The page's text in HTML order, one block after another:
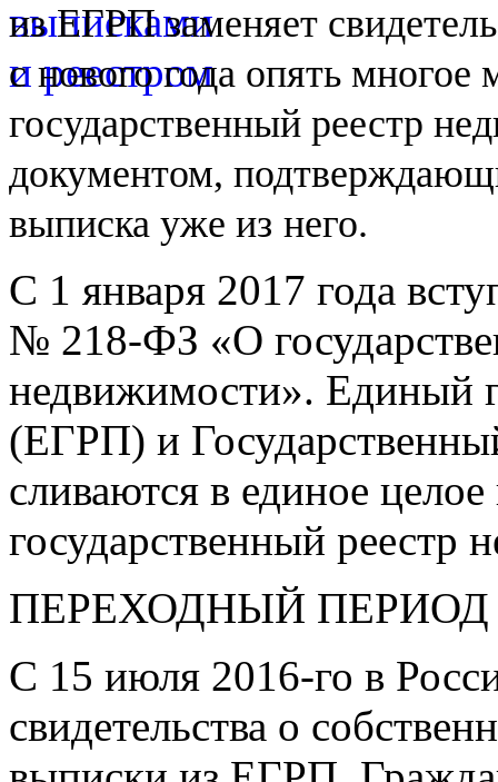
из ЕГРП заменяет
с нового года опять
государственный реестр
документом,
выписка уже из него.
С 1 января 2017 года
№ 218-ФЗ «О
недвижимости». Единый
(ЕГРП) и
сливаются в единое
государственный
ПЕРЕХОДНЫЙ ПЕРИОД
С 15 июля 2016-го в
свидетельства о